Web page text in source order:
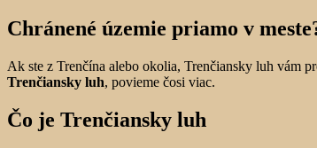
Chránené územie priamo v
Ak ste z Trenčína alebo okolia, Trenčiansky luh vám
Trenčiansky luh, povieme čosi viac.
Čo je Trenčiansky luh